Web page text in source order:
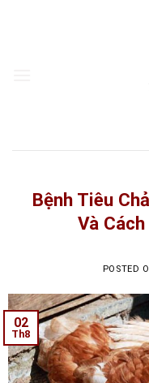
Bệnh Tiêu
Và
POSTED
02
Th8